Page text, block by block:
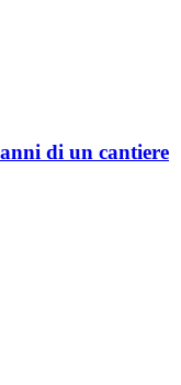
di un cantiere